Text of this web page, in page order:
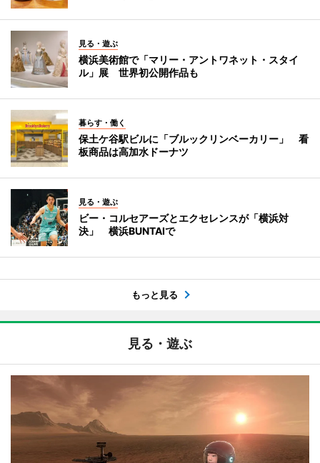
見る・遊ぶ
横浜美術館で「マリー・アントワネット・スタイ
ル」展 世界初公開作品も
暮らす・働く
保土ケ谷駅ビルに「ブルックリンベーカリー」 看
板商品は高加水ドーナツ
見る・遊ぶ
ビー・コルセアーズとエクセレンスが「横浜対
決」 横浜BUNTAIで
もっと見る
見る・遊ぶ